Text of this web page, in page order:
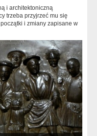
i architektoniczną
trzeba przyjrzeć mu się
i zmiany zapisane w